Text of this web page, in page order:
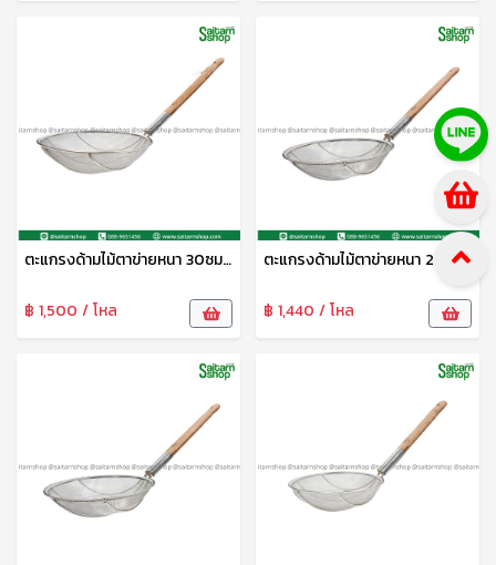
ตะแกรงด้ามไม้ตาข่ายหนา 30ซม. CYS
฿ 1,500 / โหล
ตะแกรงด้ามไม้ตาข่ายหนา 28ซม. CYS
฿ 1,440 / โหล